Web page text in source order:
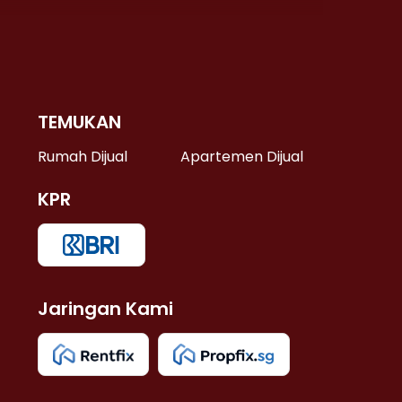
TEMUKAN
Rumah Dijual Apartemen Dijual
KPR
Jaringan Kami